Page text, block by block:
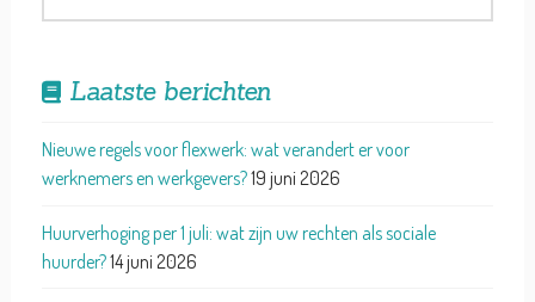
Laatste berichten
Nieuwe regels voor flexwerk: wat verandert er voor
werknemers en werkgevers?19 juni 2026
Huurverhoging per 1 juli: wat zijn uw rechten als sociale
huurder?14 juni 2026